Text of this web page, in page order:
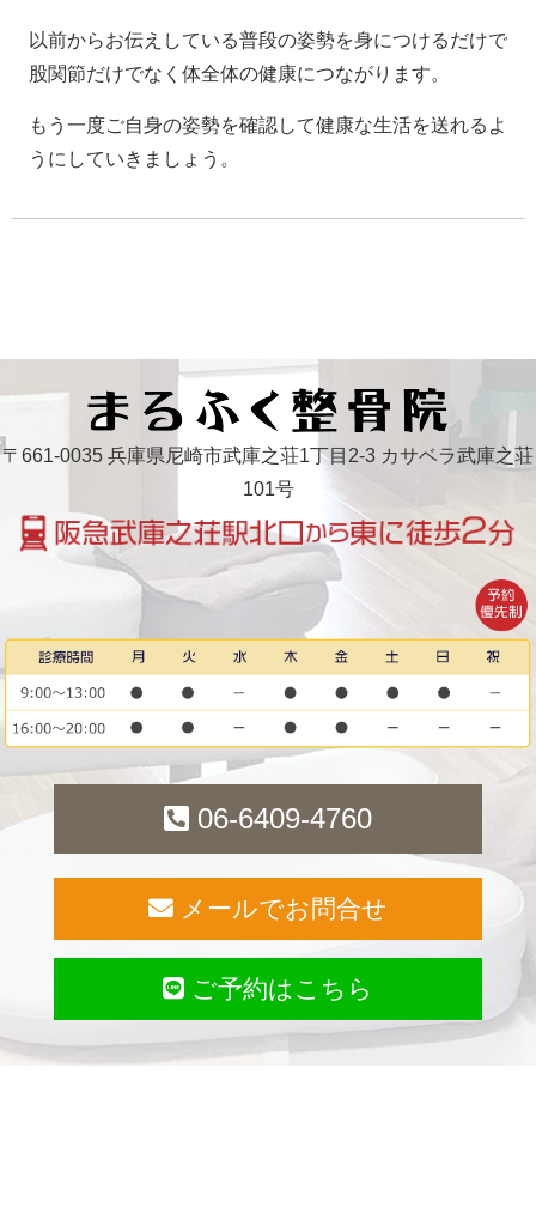
以前からお伝えしている普段の姿勢を身につけるだけで
股関節だけでなく体全体の健康につながります。
もう一度ご自身の姿勢を確認して健康な生活を送れるよ
うにしていきましょう。
〒661-0035 兵庫県尼崎市武庫之荘1丁目2-3 カサベラ武庫之荘
101号
06-6409-4760
メールでお問合せ
ご予約はこちら